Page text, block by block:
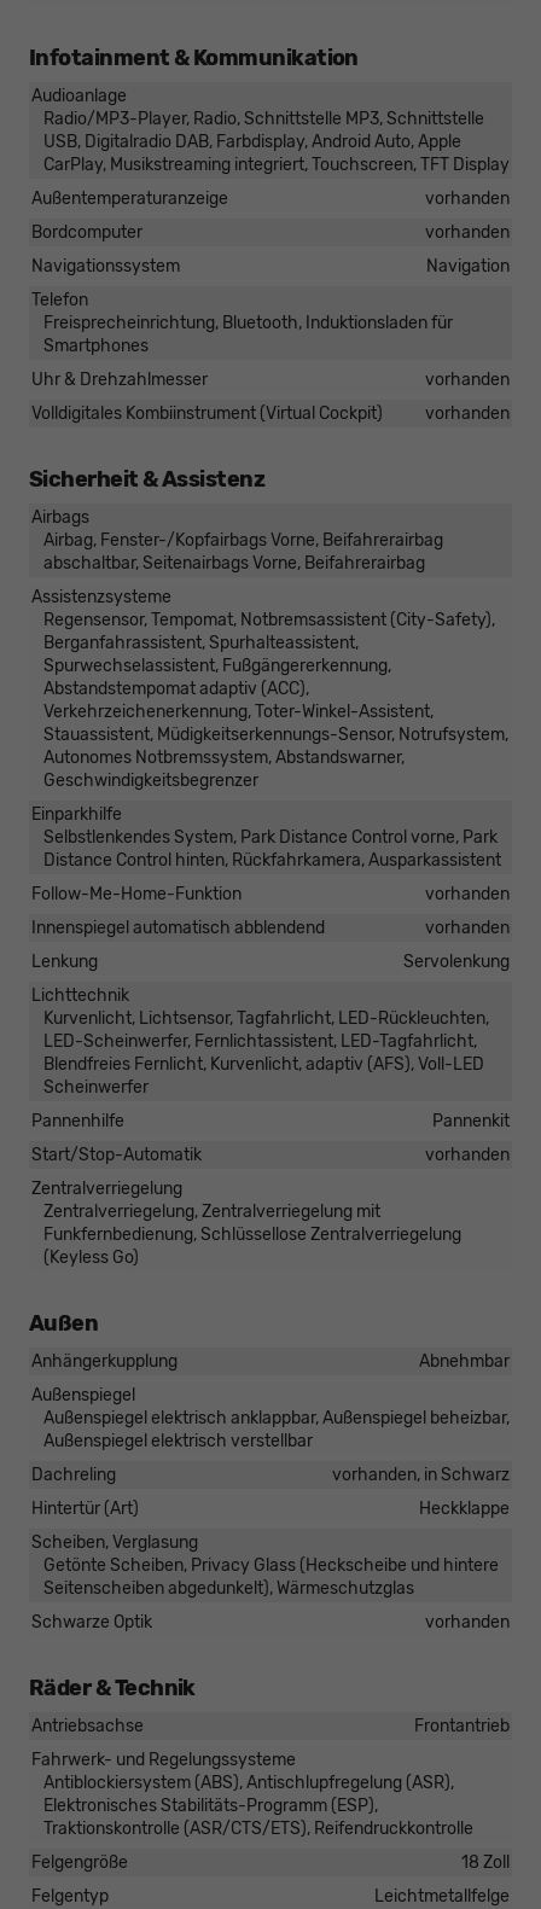
Infotainment & Kommunikation
Audioanlage
Radio/MP3-Player, Radio, Schnittstelle MP3, Schnittstelle
USB, Digitalradio DAB, Farbdisplay, Android Auto, Apple
CarPlay, Musikstreaming integriert, Touchscreen, TFT Display
Außentemperaturanzeige
vorhanden
Bordcomputer
vorhanden
Navigationssystem
Navigation
Telefon
Freisprecheinrichtung, Bluetooth, Induktionsladen für
Smartphones
Uhr & Drehzahlmesser
vorhanden
Volldigitales Kombiinstrument (Virtual Cockpit)
vorhanden
Sicherheit & Assistenz
Airbags
Airbag, Fenster-/Kopfairbags Vorne, Beifahrerairbag
abschaltbar, Seitenairbags Vorne, Beifahrerairbag
Assistenzsysteme
Regensensor, Tempomat, Notbremsassistent (City-Safety),
Berganfahrassistent, Spurhalteassistent,
Spurwechselassistent, Fußgängererkennung,
Abstandstempomat adaptiv (ACC),
Verkehrzeichenerkennung, Toter-Winkel-Assistent,
Stauassistent, Müdigkeitserkennungs-Sensor, Notrufsystem,
Autonomes Notbremssystem, Abstandswarner,
Geschwindigkeitsbegrenzer
Einparkhilfe
Selbstlenkendes System, Park Distance Control vorne, Park
Distance Control hinten, Rückfahrkamera, Ausparkassistent
Follow-Me-Home-Funktion
vorhanden
Innenspiegel automatisch abblendend
vorhanden
Lenkung
Servolenkung
Lichttechnik
Kurvenlicht, Lichtsensor, Tagfahrlicht, LED-Rückleuchten,
LED-Scheinwerfer, Fernlichtassistent, LED-Tagfahrlicht,
Blendfreies Fernlicht, Kurvenlicht, adaptiv (AFS), Voll-LED
Scheinwerfer
Pannenhilfe
Pannenkit
Start/Stop-Automatik
vorhanden
Zentralverriegelung
Zentralverriegelung, Zentralverriegelung mit
Funkfernbedienung, Schlüssellose Zentralverriegelung
(Keyless Go)
Außen
Anhängerkupplung
Abnehmbar
Außenspiegel
Außenspiegel elektrisch anklappbar, Außenspiegel beheizbar,
Außenspiegel elektrisch verstellbar
Dachreling
vorhanden, in Schwarz
Hintertür (Art)
Heckklappe
Scheiben, Verglasung
Getönte Scheiben, Privacy Glass (Heckscheibe und hintere
Seitenscheiben abgedunkelt), Wärmeschutzglas
Schwarze Optik
vorhanden
Räder & Technik
Antriebsachse
Frontantrieb
Fahrwerk- und Regelungssysteme
Antiblockiersystem (ABS), Antischlupfregelung (ASR),
Elektronisches Stabilitäts-Programm (ESP),
Traktionskontrolle (ASR/CTS/ETS), Reifendruckkontrolle
Felgengröße
18 Zoll
Felgentyp
Leichtmetallfelge